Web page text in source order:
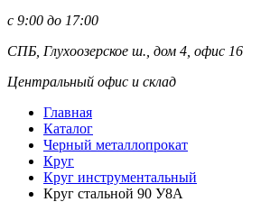
с 9:00 до 17:00
СПБ, Глухоозерское ш., дом 4, офис 16
Центральный офис и склад
Главная
Каталог
Черный металлопрокат
Круг
Круг инструментальный
Круг стальной 90 У8А